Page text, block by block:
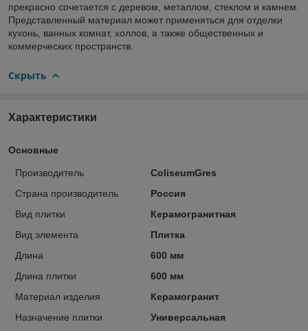
прекрасно сочетается с деревом, металлом, стеклом и камнем.
Представленный материал может применяться для отделки
кухонь, ванных комнат, холлов, а также общественных и
коммерческих пространств.
Скрыть
Характеристики
Основные
Производитель
ColiseumGres
Страна производитель
Россия
Вид плитки
Керамогранитная
Вид элемента
Плитка
Длина
600 мм
Длина плитки
600 мм
Материал изделия
Керамогранит
Назначение плитки
Универсальная